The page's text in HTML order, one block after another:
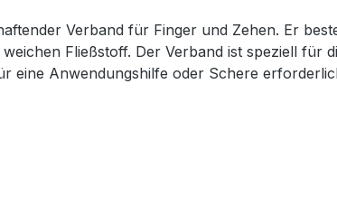
Verband für Finger und Zehen. Er
Fließstoff. Der Verband ist speziell
eine Anwendungshilfe oder Schere
Beweglichkeit für Hand und Fuß, ohne dass
Verband online bei uns und profitieren Sie